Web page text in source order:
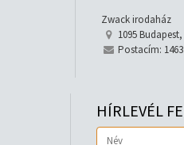
Zwack irodaház
1095
Postacím:
HÍRLEVÉL